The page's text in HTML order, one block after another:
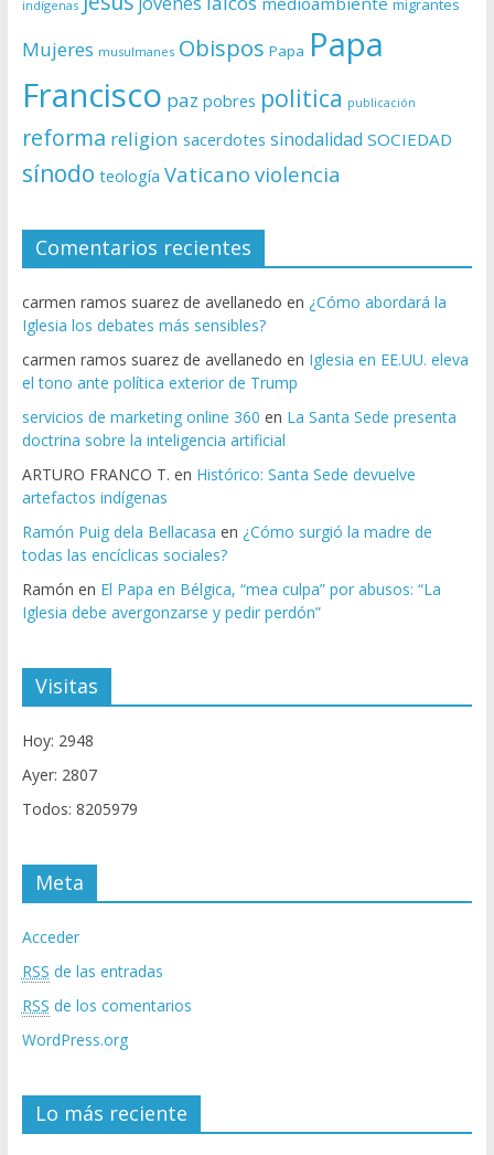
indígenas migrantes
Mujeres musulmanes Obispos Papa Papa
Francisco paz pobres politica publicación
reforma religion sacerdotes sinodalidad SOCIEDAD
sínodo teología Vaticano violencia
Comentarios recientes
carmen ramos suarez de avellanedo en ¿Cómo abordará la
Iglesia los debates más sensibles?
carmen ramos suarez de avellanedo en Iglesia en EE.UU. eleva
el tono ante política exterior de Trump
servicios de marketing online 360 en La Santa Sede presenta
doctrina sobre la inteligencia artificial
ARTURO FRANCO T. en Histórico: Santa Sede devuelve
artefactos indígenas
Ramón Puig dela Bellacasa en ¿Cómo surgió la madre de
todas las encíclicas sociales?
Ramón en El Papa en Bélgica, “mea culpa” por abusos: “La
Iglesia debe avergonzarse y pedir perdón”
Visitas
Hoy: 2948
Ayer: 2807
Todos: 8205979
Meta
Acceder
RSS de las entradas
RSS de los comentarios
WordPress.org
Lo más reciente